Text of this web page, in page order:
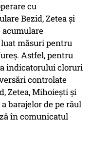
cu
Bezid, Zetea şi
măsuri pentru
Astfel, pentru
indicatorului cloruri
controlate
Zetea, Mihoieşti şi
barajelor de pe râul
în comunicatul